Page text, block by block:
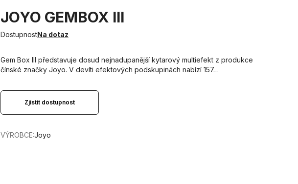
JOYO GEMBOX III
DostupnostNa dotaz
Gem Box III představuje dosud nejnadupanější kytarový multiefekt z produkce
čínské značky Joyo. V devíti efektových podskupinách nabízí 157…
Zjistit dostupnost
VÝROBCE:Joyo